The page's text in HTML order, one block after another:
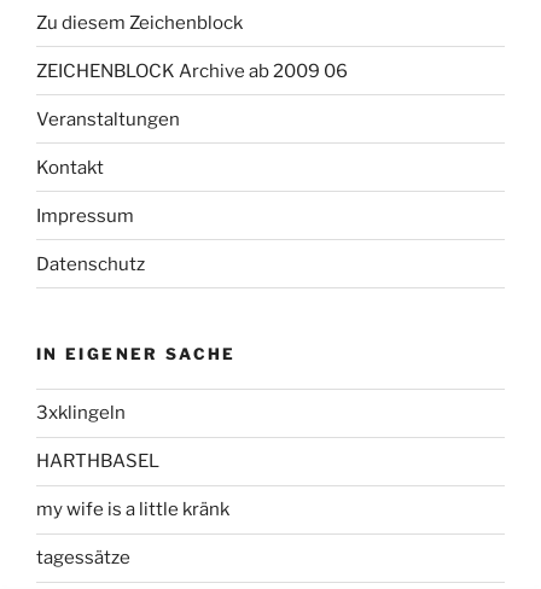
Zu diesem Zeichenblock
ZEICHENBLOCK Archive ab 2009 06
Veranstaltungen
Kontakt
Impressum
Datenschutz
IN EIGENER SACHE
3xklingeln
HARTHBASEL
my wife is a little kränk
tagessätze